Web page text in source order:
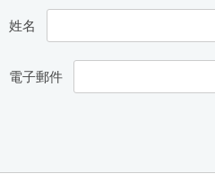
姓名
電子郵件